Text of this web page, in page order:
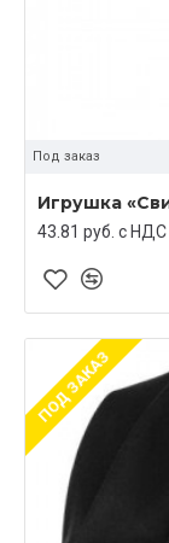
Под заказ
Игрушка
43.81 руб. c НДС
ПОД ЗАКАЗ